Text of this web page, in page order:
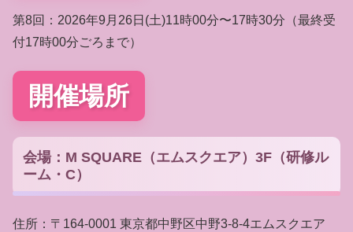
第8回：2026年9月26日(土)11時00分〜17時30分（最終受
付17時00分ごろまで）
開催場所
会場：M SQUARE（エムスクエア）3F（研修ル
ーム・C）
住所：〒164-0001 東京都中野区中野3-8-4エムスクエア